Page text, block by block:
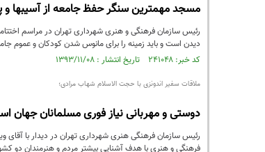
مسجد مهمترین سنگر حفظ جامعه از آسیب‎ها و پیشنهاد تهیه آرشیو عکس‌های قرآنی
رئیس سازمان فرهنگی و هنری شهرداری تهران در مراسم
دیدن است و باید زمینه را برای مانوس شدن کودکان و عموم
کد خبر: ۲۴۱۰۴۸ تاریخ انتشار : ۱۳۹۳/۱۱/۰۸
ملاقات سفیر اندونزی با حجت الاسلام شهاب مرادی؛
دوستی و مهربانی نیاز فوری مسلمانان جهان
رئیس سازمان فرهنگی هنری شهرداری تهران در دیدار با آقای
فرهنگی و هنری با هدف آشنایی بیشتر مردم و هنرمندان دو